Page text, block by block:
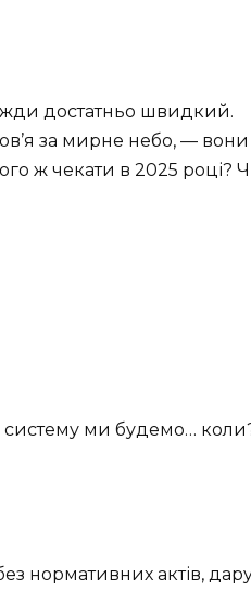
достатньо швидкий.
за мирне небо, — вони
ж чекати в 2025 році?
систему ми будемо…
нормативних актів,